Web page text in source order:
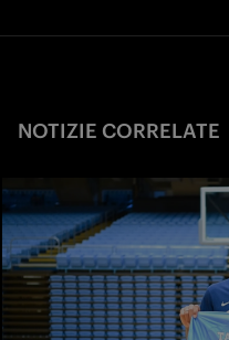
NOTIZIE CORRELATE